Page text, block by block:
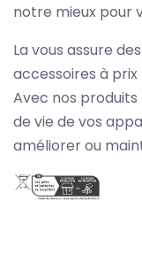
notre mieux pour
La vous assure
accessoires à
Avec nos
de vie de vos
améliorer ou